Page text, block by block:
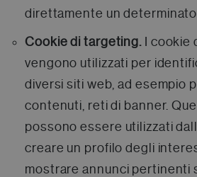
direttamente un
Cookie di targeting. I cookie
vengono utilizzati per
diversi siti web, ad esempio
contenuti, reti di banner.
possono essere utilizzati
creare un profilo degli
mostrare annunci pertinenti